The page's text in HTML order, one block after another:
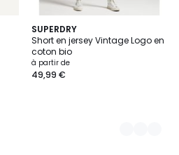
SUPERDRY
Short en jersey Vintage Logo en
coton bio
à partir de
49,99 €
3
Couleurs